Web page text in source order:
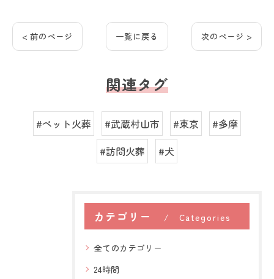
< 前のページ 一覧に戻る 次のページ >
関連タグ
#ペット火葬 #武蔵村山市 #東京
#多摩
#訪問火葬
#犬
カテゴリー Categories
全てのカテゴリー
24時間